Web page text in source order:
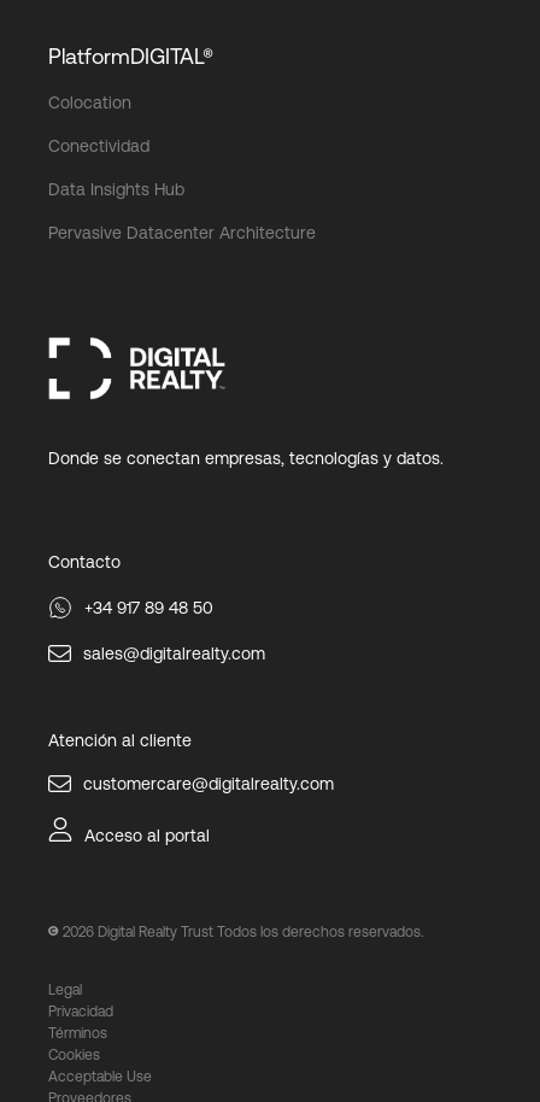
PlatformDIGITAL®
Colocation
Conectividad
Data Insights Hub
Pervasive Datacenter Architecture
Donde se conectan empresas, tecnologías y datos.
Contacto
+34 917 89 48 50
sales@digitalrealty.com
Atención al cliente
customercare@digitalrealty.com
Acceso al portal
2026 Digital Realty Trust Todos los derechos reservados.
Legal
Privacidad
Términos
Cookies
Acceptable Use